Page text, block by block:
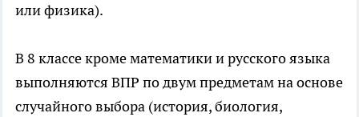
или физика).
В 8 классе кроме математики и русского языка
выполняются ВПР по двум предметам на основе
случайного выбора (история, биология,